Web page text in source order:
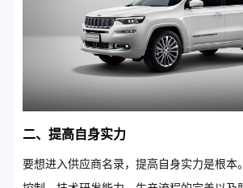
二、提高自身实力
要想进入供应商名录，提高自身实力是根本